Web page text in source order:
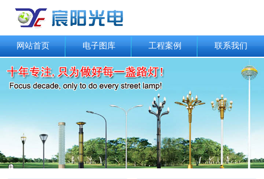
网站首页 电子图库 工程案例 联系我们